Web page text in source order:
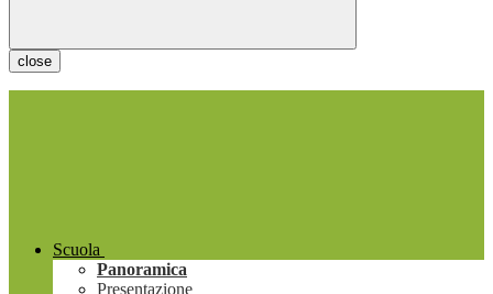
close
Scuola
Panoramica
Presentazione